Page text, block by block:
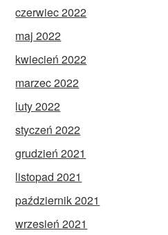
czerwiec 2022
maj 2022
kwiecień 2022
marzec 2022
luty 2022
styczeń 2022
grudzień 2021
listopad 2021
październik 2021
wrzesień 2021